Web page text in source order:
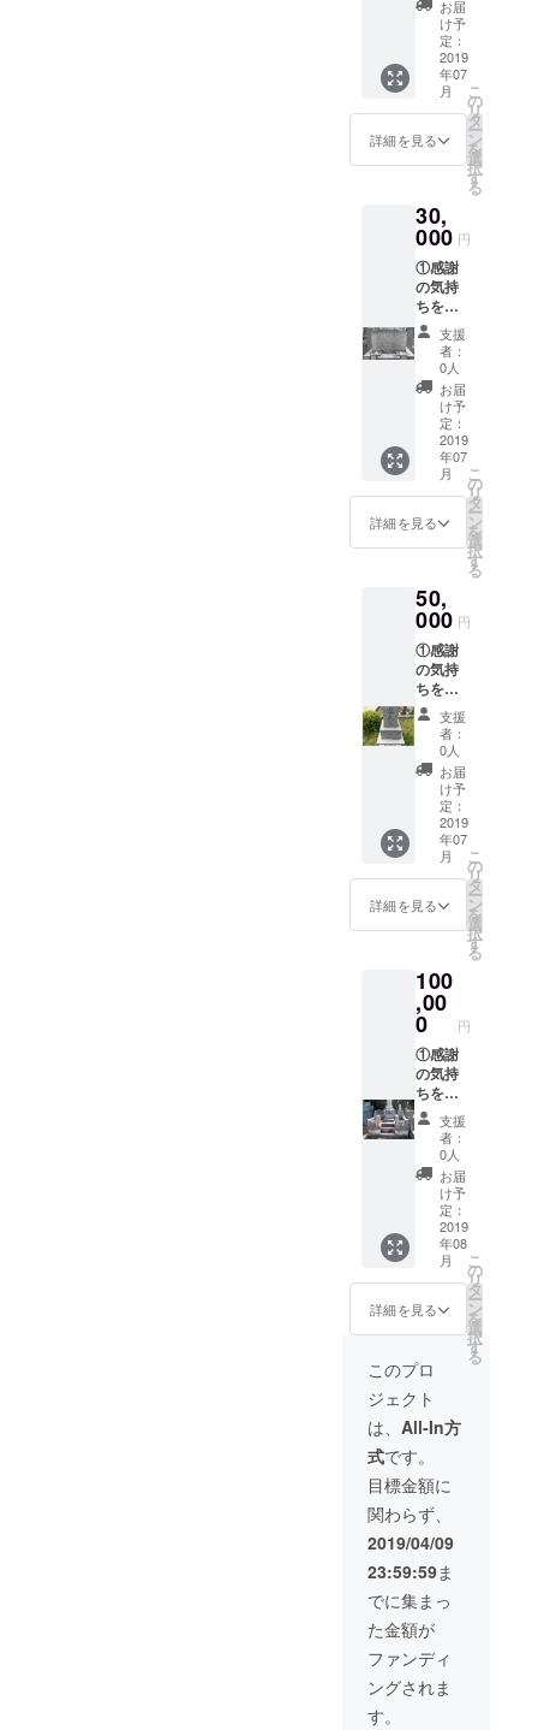
成写真
付き
の、 お
礼メー
ルをお
送りさ
せて頂
きま
紹介時
に名前
を記
載。 ③
関東
（東
京・神
奈川・
千葉・
埼玉）
15000
円相当
の、
サービ
ス、お
墓参り
代行を
（お墓
全体の
い、草
むし
り、お
花、先
行） 交
通費弊
社負
担。 ※
オプ
ション
もござ
いま
す。ご
相談下
ず備考
欄にご
希望の
をご記
入くだ
さい。
記入の
ない場
合は
CAMPF
IREの
ユー
ザー名
を掲載
いたし
ます。
ご了承
お届
け予
定：
2019
年07
月
詳細を見る
こ
の
リ
タ
ー
ン
を
選
択
す
る
30,
000 円
①感謝
の気持
ちを込
めて、
施工前
と施工
後の完
成写真
付き
の、 お
礼メー
ルをお
送りさ
せて頂
きま
紹介時
に名前
を記
載。 ③
関東
（東
京・神
奈川・
千葉・
埼玉）
35000
円相当
の、
サービ
ス、お
墓のク
リーニ
様に、
石材を
復元致
しま
す。
（サビ
に関し
ては完
璧に取
り除く
ことは
できま
せんの
で、ご
了承下
さい。
交通費
弊社負
ンもご
す。ご
相談下
さい。
※支援
時、必
ず備考
欄にご
希望の
をご記
入くだ
さい。
記入の
ない場
合は
CAMPF
支援
者：
0人
お届
け予
定：
2019
年07
月
詳細を見る
こ
の
リ
タ
ー
ン
を
選
択
す
る
50,
000 円
①感謝
の気持
ちを込
めて、
施工前
と施工
後の完
成写真
付き
の、 お
礼メー
ルをお
送りさ
せて頂
きま
紹介時
に名前
を記
載。 ③
関東
（東
京・神
奈川・
千葉・
埼玉）
80000
円相当
の、
サービ
ス、お
墓のク
リーニ
ング＆
コー
グを提
供。 新
品同様
に、石
材を復
元致し
ます。
コー
ティン
グは約3
年は美
しさを
保てま
す。
（サビ
に関し
ては完
璧に取
支援
者：
0人
お届
け予
定：
2019
年07
月
詳細を見る
こ
の
リ
タ
ー
ン
を
選
択
す
る
100
,00
0 円
①感謝
の気持
ちを込
めて、
施工前
と施工
後の完
成写真
付き
の、 お
礼メー
ルをお
送りさ
せて頂
きま
②HP等
紹介時
に名前
を記
載。 ③
関東
（東
京・神
奈川・
千葉・
埼玉）
150000
円相当
の、
サービ
ス、お
墓全体
のク
支援
者：
0人
お届
け予
定：
2019
年08
月
詳細を見る
こ
の
リ
タ
ー
ン
を
選
択
す
る
このプロ
ジェクト
は、 All-In方
式です。
目標金額に
関わらず、
2019/04/09
23:59:59ま
でに集まっ
た金額が
ファンディ
ングされま
す。